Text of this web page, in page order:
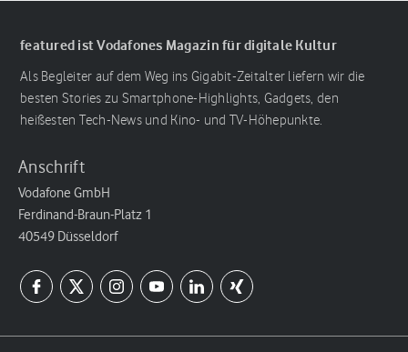
featured ist Vodafones Magazin für digitale Kultur
Als Begleiter auf dem Weg ins Gigabit-Zeitalter liefern wir die
besten Stories zu Smartphone-Highlights, Gadgets, den
heißesten Tech-News und Kino- und TV-Höhepunkte.
Anschrift
Vodafone GmbH
Ferdinand-Braun-Platz 1
40549 Düsseldorf